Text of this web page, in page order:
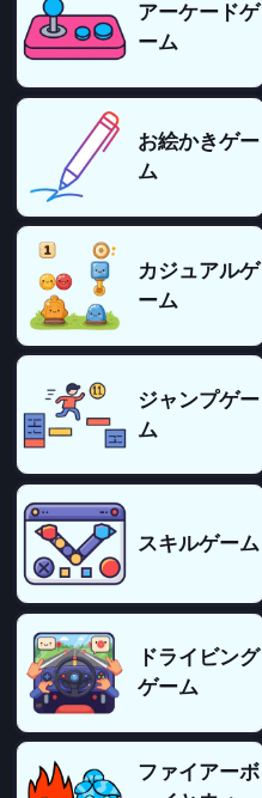
アーケードゲ
ーム
お絵かきゲー
ム
カジュアルゲ
ーム
ジャンプゲー
ム
スキルゲーム
ドライビング
ゲーム
ファイアーボ